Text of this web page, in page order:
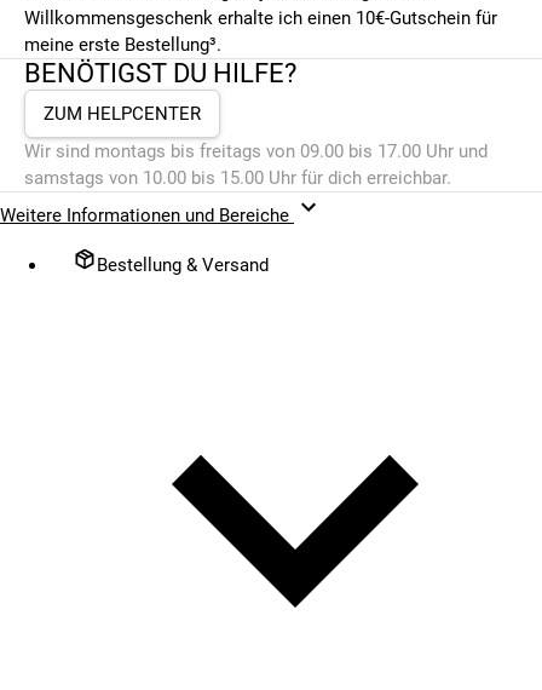
Willkommensgeschenk erhalte ich einen 10€-Gutschein für
meine erste Bestellung³.
BENÖTIGST DU HILFE?
ZUM HELPCENTER
Wir sind montags bis freitags von 09.00 bis 17.00 Uhr und
samstags von 10.00 bis 15.00 Uhr für dich erreichbar.
Weitere Informationen und Bereiche
Bestellung & Versand